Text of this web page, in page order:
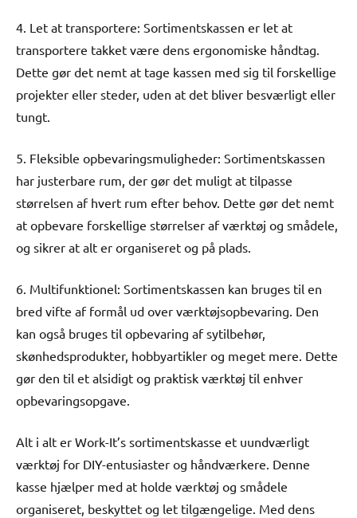
4. Let at transportere: Sortimentskassen er let at
transportere takket være dens ergonomiske håndtag.
Dette gør det nemt at tage kassen med sig til forskellige
projekter eller steder, uden at det bliver besværligt eller
tungt.
5. Fleksible opbevaringsmuligheder: Sortimentskassen
har justerbare rum, der gør det muligt at tilpasse
størrelsen af hvert rum efter behov. Dette gør det nemt
at opbevare forskellige størrelser af værktøj og smådele,
og sikrer at alt er organiseret og på plads.
6. Multifunktionel: Sortimentskassen kan bruges til en
bred vifte af formål ud over værktøjsopbevaring. Den
kan også bruges til opbevaring af sytilbehør,
skønhedsprodukter, hobbyartikler og meget mere. Dette
gør den til et alsidigt og praktisk værktøj til enhver
opbevaringsopgave.
Alt i alt er Work-It’s sortimentskasse et uundværligt
værktøj for DIY-entusiaster og håndværkere. Denne
kasse hjælper med at holde værktøj og smådele
organiseret, beskyttet og let tilgængelige. Med dens